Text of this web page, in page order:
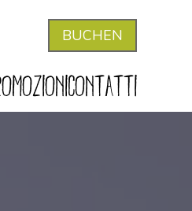
BUCHEN
CONTATTI